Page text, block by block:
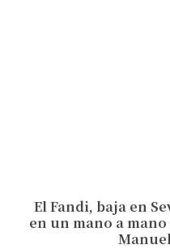
El Fandi, baja en
en un mano a